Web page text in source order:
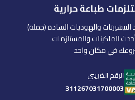
طباعة حرارية
التيشيرتات والهوديات السادة (جملة)
الماكينات والمستلزمات
في مكان واحد
الرقم الضريبي
311267031700003